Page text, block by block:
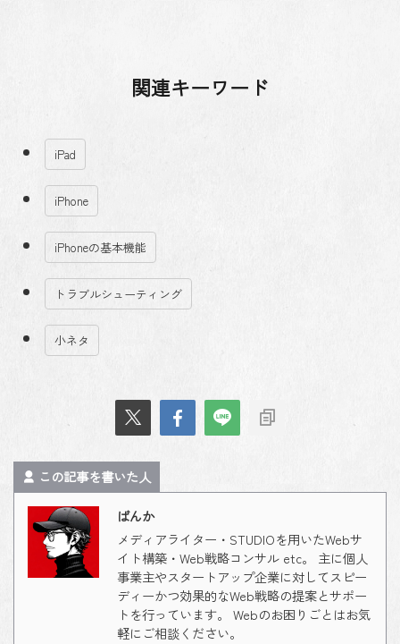
関連キーワード
iPad
iPhone
iPhoneの基本機能
トラブルシューティング
小ネタ
この記事を書いた人
ばんか
メディアライター・STUDIOを用いたWebサ
イト構築・Web戦略コンサル etc。 主に個人
事業主やスタートアップ企業に対してスピー
ディーかつ効果的なWeb戦略の提案とサポー
トを行っています。 Webのお困りごとはお気
軽にご相談ください。